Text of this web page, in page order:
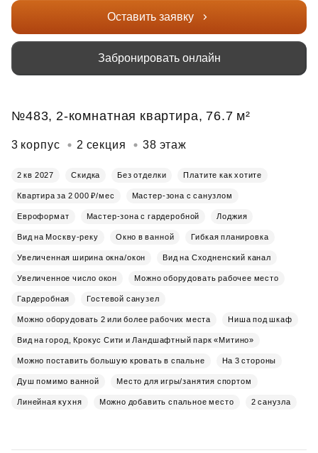
Оставить заявку
Забронировать онлайн
№483, 2-комнатная квартира, 76.7 м²
3 корпус 2 секция 38 этаж
2 кв 2027 Скидка Без отделки Платите как хотите
Квартира за 2 000 ₽/мес Мастер-зона с санузлом
Евроформат Мастер-зона с гардеробной Лоджия
Вид на Москву-реку Окно в ванной Гибкая планировка
Увеличенная ширина окна/окон Вид на Сходненский канал
Увеличенное число окон Можно оборудовать рабочее место
Гардеробная Гостевой санузел
Можно оборудовать 2 или более рабочих места Ниша под шкаф
Вид на город, Крокус Сити и Ландшафтный парк «Митино»
Можно поставить большую кровать в спальне На 3 стороны
Душ помимо ванной Место для игры/занятия спортом
Линейная кухня Можно добавить спальное место 2 санузла